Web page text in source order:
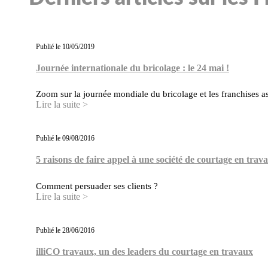
Publié le 10/05/2019
Journée internationale du bricolage : le 24 mai !
Zoom sur la journée mondiale du bricolage et les franchises
Lire la suite >
Publié le 09/08/2016
5 raisons de faire appel à une société de courtage en
Comment persuader ses clients ?
Lire la suite >
Publié le 28/06/2016
illiCO travaux, un des leaders du courtage en travaux